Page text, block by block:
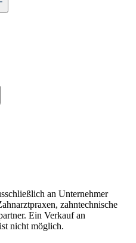
an Unternehmer
zahntechnische
Ein Verkauf an
nicht möglich.